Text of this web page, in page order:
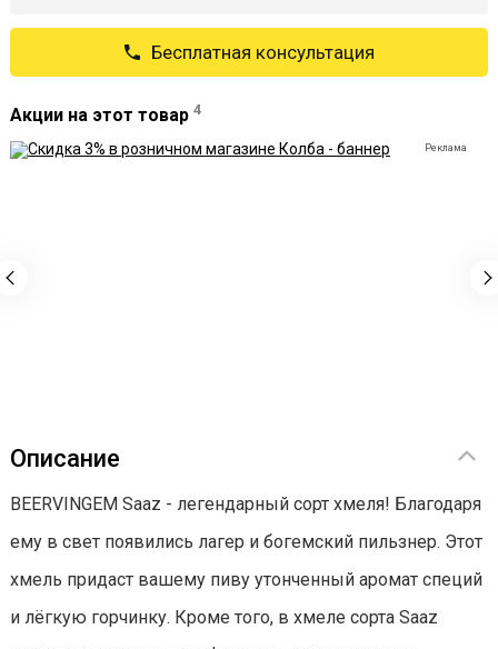
Бесплатная консультация
Акции на этот товар 4
Реклама
Описание
BEERVINGEM Saaz - легендарный сорт хмеля! Благодаря
ему в свет появились лагер и богемский пильзнер. Этот
хмель придаст вашему пиву утонченный аромат специй
и лёгкую горчинку. Кроме того, в хмеле сорта Saaz